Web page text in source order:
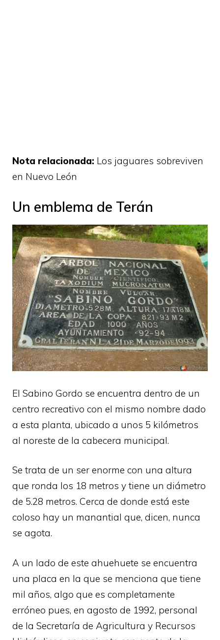
Nota relacionada: Los jaguares sobreviven
en Nuevo León
Un emblema de Terán
El Sabino Gordo se encuentra dentro de un
centro recreativo con el mismo nombre dado
a esta planta, ubicado a unos 5 kilómetros
al noreste de la cabecera municipal.
Se trata de un ser enorme con una altura
que ronda los 18 metros y tiene un diámetro
de 5.28 metros. Cerca de donde está este
coloso hay un manantial que, dicen, nunca
se agota.
A un lado de este ahuehuete se encuentra
una placa en la que se menciona que tiene
mil años, algo que es completamente
erróneo pues, en agosto de 1992, personal
de la Secretaría de Agricultura y Recursos